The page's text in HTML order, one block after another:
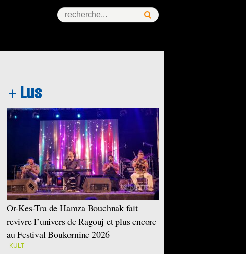
Or-Kes-Tra de Hamza Bouchnak fait
revivre l’univers de Ragouj et plus encore
au Festival Boukornine 2026
KULT